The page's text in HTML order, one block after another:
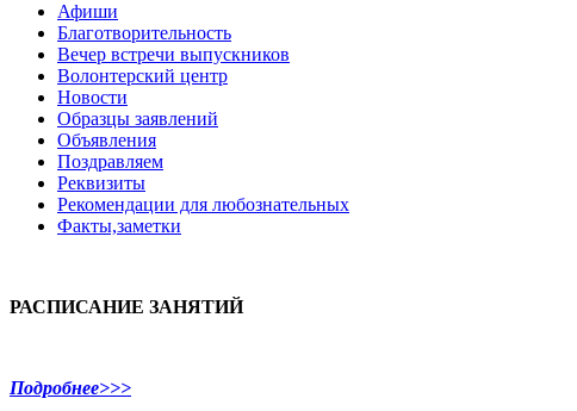
Афиши
Благотворительность
Вечер встречи выпускников
Волонтерский центр
Новости
Образцы заявлений
Объявления
Поздравляем
Реквизиты
Рекомендации для любознательных
Факты,заметки
РАСПИСАНИЕ ЗАНЯТИЙ
Подробнее>>>